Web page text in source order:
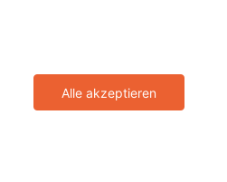
Alle akzeptieren